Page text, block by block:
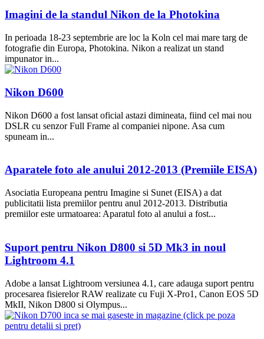
Imagini de la standul Nikon de la Photokina
In perioada 18-23 septembrie are loc la Koln cel mai mare targ de
fotografie din Europa, Photokina. Nikon a realizat un stand
impunator in...
Nikon D600
Nikon D600 a fost lansat oficial astazi dimineata, fiind cel mai nou
DSLR cu senzor Full Frame al companiei nipone. Asa cum
spuneam in...
Aparatele foto ale anului 2012-2013 (Premiile EISA)
Asociatia Europeana pentru Imagine si Sunet (EISA) a dat
publicitatii lista premiilor pentru anul 2012-2013. Distributia
premiilor este urmatoarea: Aparatul foto al anului a fost...
Suport pentru Nikon D800 si 5D Mk3 in noul
Lightroom 4.1
Adobe a lansat Lightroom versiunea 4.1, care adauga suport pentru
procesarea fisierelor RAW realizate cu Fuji X-Pro1, Canon EOS 5D
MkII, Nikon D800 si Olympus...